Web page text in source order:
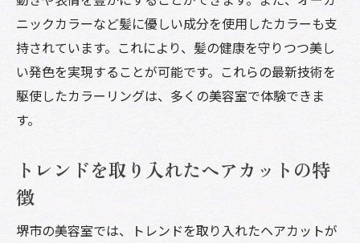
ニックカラーなど髪に優しい成分を使用したカラーも支
持されています。これにより、髪の健康を守りつつ美し
い発色を実現することが可能です。これらの最新技術を
駆使したカラーリングは、多くの美容室で体験できま
す。
トレンドを取り入れたヘアカットの特
徴
堺市の美容室では、トレンドを取り入れたヘアカットが